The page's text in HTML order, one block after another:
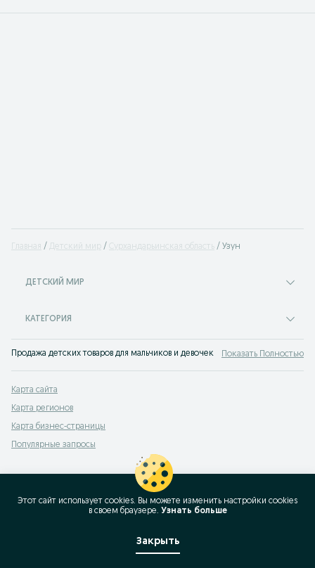
Главная Детский мир Сурхандарьинская область Узун
ДЕТСКИЙ МИР
КАТЕГОРИЯ
Продажа детских товаров для мальчиков и девочек на доске объявлений
Показать Полностью
Карта сайта
Карта регионов
Карта бизнес-страницы
Популярные запросы
Этот сайт использует cookies. Вы можете изменить настройки cookies
в своeм браузере. Узнать больше
Закрыть